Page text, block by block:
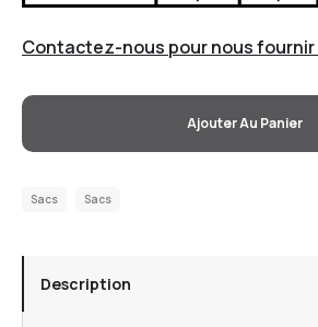
Contactez-nous pour nous fournir
Ajouter Au Panier
Sacs Sacs
Description